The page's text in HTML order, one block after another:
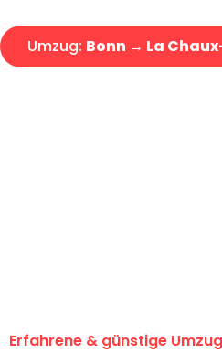
Umzug: Bonn → La
Erfahrene & günstige